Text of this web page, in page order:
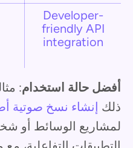
Developer-
friendly API
integration
أفضل حالة استخدام:
ذلك إنشاء نسخ صوتية
لمشاريع الوسائط أو